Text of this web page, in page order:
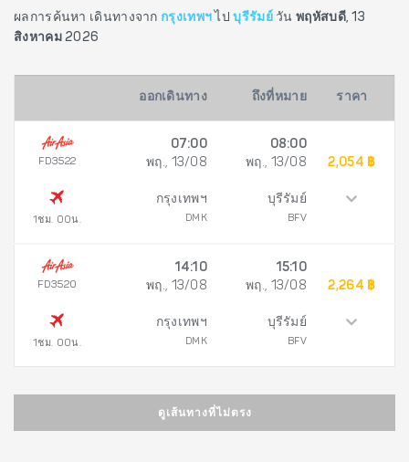
ผลการค้นหา เดินทางจาก กรุงเทพฯ ไปบุรีรัมย์วันพฤหัสบดี, 13
สิงหาคม 2026
ออกเดินทาง ถึงที่หมาย ราคา
FD3522
1ชม. 00น.
07:00
พฤ., 13/08
กรุงเทพฯ
DMK
08:00
พฤ., 13/08
บุรีรัมย์
BFV
2,054 ฿
FD3520
1ชม. 00น.
14:10
พฤ., 13/08
กรุงเทพฯ
DMK
15:10
พฤ., 13/08
บุรีรัมย์
BFV
2,264 ฿
ดูเส้นทางที่ไม่ตรง